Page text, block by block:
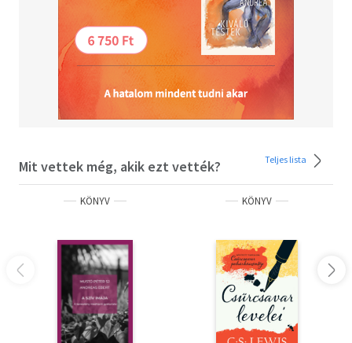
Mit vettek még, akik ezt vették? Teljes lista
KÖNYV KÖNYV